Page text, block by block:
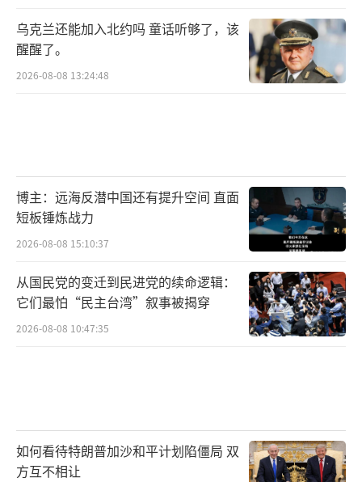
乌克兰还能加入北约吗 童话听够了，该
醒醒了。
2026-08-08 13:24:48
博主：远海反潜中国还有提升空间 直面
短板锤炼战力
2026-08-08 15:10:37
从国民党的变迁到民进党的续命逻辑：
它们最怕“民主台湾”叙事被揭穿
2026-08-08 10:47:35
如何看待特朗普加沙和平计划陷僵局 双
方互不相让